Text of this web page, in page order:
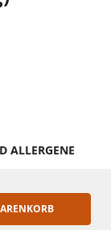
ALLERGENE